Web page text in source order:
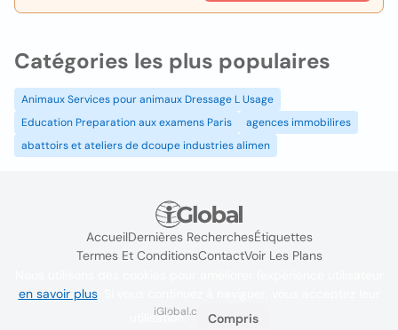
Catégories les plus populaires
Animaux Services pour animaux Dressage L Usage
Education Preparation aux examens Paris
agences immobilires
abattoirs et ateliers de dcoupe industries alimen
AccueilDernières RecherchesÉtiquettes
Termes Et ConditionsContactVoir Les Plans
iGlobal.co @ 2024
en savoir plus. Si vous continuez à naviguer, vous acceptez leur
utilisation.
Compris